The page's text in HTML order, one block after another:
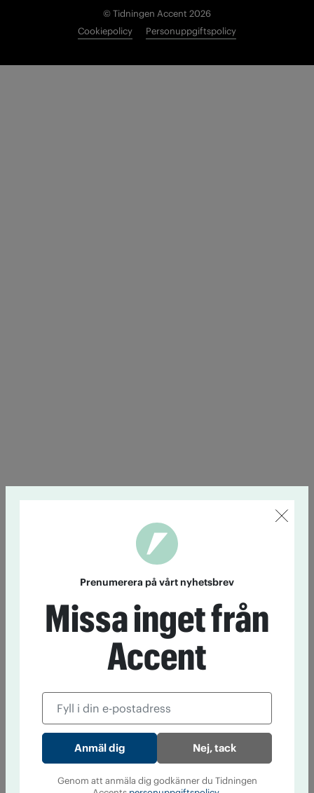
© Tidningen Accent 2026
Cookiepolicy
Personuppgiftspolicy
Prenumerera på vårt nyhetsbrev
Missa inget från
Accent
Nej, tack
Genom att anmäla dig godkänner du Tidningen